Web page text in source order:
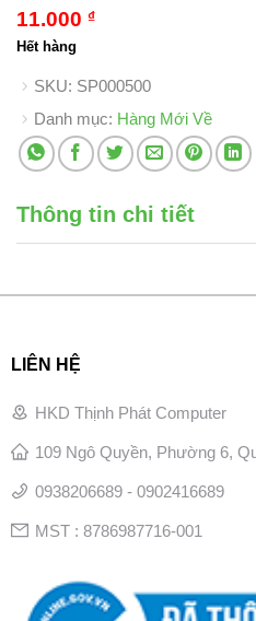
11.000 ₫
Hết hàng
SKU: SP000500
Danh mục: Hàng Mới Về
Thông tin chi tiết
LIÊN HỆ
HKD Thịnh Phát Computer
109 Ngô Quyền, Phường 6,
0938206689 - 0902416689
MST : 8786987716-001